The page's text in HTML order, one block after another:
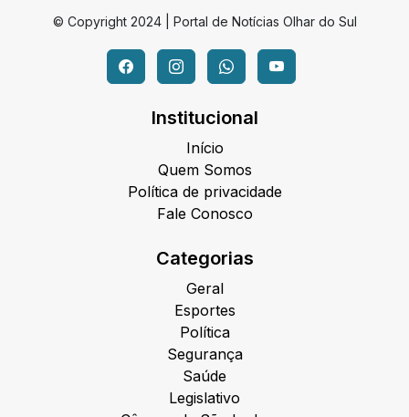
© Copyright 2024 | Portal de Notícias Olhar do Sul
Institucional
Início
Quem Somos
Política de privacidade
Fale Conosco
Categorias
Geral
Esportes
Política
Segurança
Saúde
Legislativo